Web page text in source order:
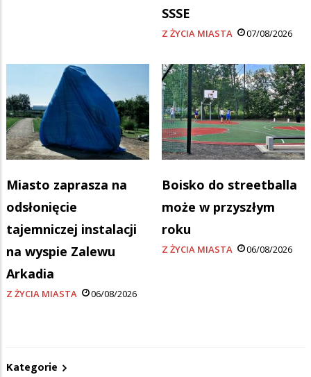
SSSE
Z ŻYCIA MIASTA 07/08/2026
Miasto zaprasza na
odsłonięcie
tajemniczej instalacji
na wyspie Zalewu
Arkadia
Z ŻYCIA MIASTA 06/08/2026
Boisko do streetballa
może w przyszłym
roku
Z ŻYCIA MIASTA 06/08/2026
Kategorie